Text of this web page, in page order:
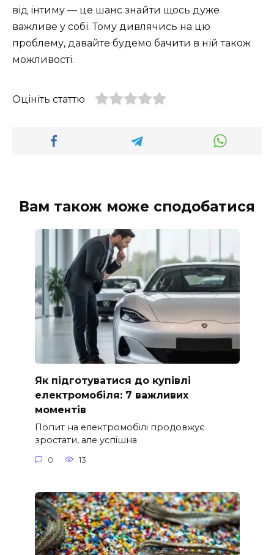
від інтиму — це шанс знайти щось дуже
важливе у собі. Тому дивлячись на цю
проблему, давайте будемо бачити в ній також
можливості.
Оцініть статтю
Вам також може сподобатися
Як підготуватися до купівлі
електромобіля: 7 важливих
моментів
Попит на електромобілі продовжує
зростати, але успішна
0 13